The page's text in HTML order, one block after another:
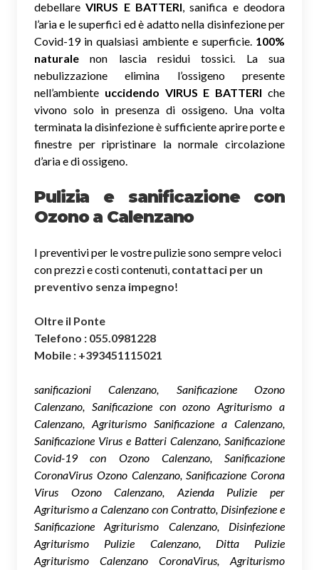
debellareVIRUS E BATTERI, sanifica e deodora
l’aria e le superfici ed è adatto nella disinfezione per
Covid-19 in qualsiasi ambiente e superficie. 100%
naturale non lascia residui tossici. La sua
nebulizzazione elimina l’ossigeno presente
nell’ambiente uccidendo VIRUS E BATTERI che
vivono solo in presenza di ossigeno. Una volta
terminata la disinfezione è sufficiente aprire porte e
finestre per ripristinare la normale circolazione
d’aria e di ossigeno.
Pulizia e sanificazione con
Ozono a Calenzano
I preventivi per le vostre pulizie sono sempre veloci
con prezzi e costi contenuti, contattaci per un
preventivo senza impegno!
Oltre il Ponte
Telefono : 055.0981228
Mobile : +393451115021
sanificazioni Calenzano, Sanificazione Ozono
Calenzano, Sanificazione con ozono Agriturismo a
Calenzano, Agriturismo Sanificazione a Calenzano,
Sanificazione Virus e Batteri Calenzano, Sanificazione
Covid-19 con Ozono Calenzano, Sanificazione
CoronaVirus Ozono Calenzano, Sanificazione Corona
Virus Ozono Calenzano, Azienda Pulizie per
Agriturismo a Calenzano con Contratto, Disinfezione e
Sanificazione Agriturismo Calenzano, Disinfezione
Agriturismo Pulizie Calenzano, Ditta Pulizie
Agriturismo Calenzano CoronaVirus, Agriturismo